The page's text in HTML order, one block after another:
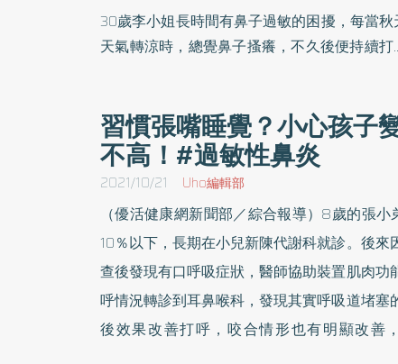
30歲李小姐長時間有鼻子過敏的困擾，每當秋
天氣轉涼時，總覺鼻子搔癢，不久後便持續打
質變得不好，隔天上班也沒有精神，也常揉眼
打哈欠，使鼻根部有數條明顯細紋，這些問題反
覆發作，影響生活品質，讓她十分困擾。
習慣張嘴睡覺？小心孩子
不高！#過敏性鼻炎
2021/10/21 Uho編輯部
（優活健康網新聞部／綜合報導）8歲的張
10％以下，長期在小兒新陳代謝科就診。後
查後發現有口呼吸症狀，醫師協助裝置肌肉
呼情況轉診到耳鼻喉科，發現其實呼吸道堵塞
後效果改善打呼，咬合情形也有明顯改善